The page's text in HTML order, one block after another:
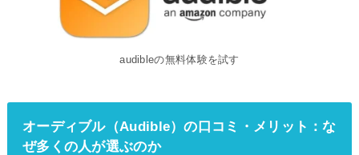
audibleの無料体験を試す
オーディブル（Audible）の口コミ・メリット：な
ぜ多くの人が選ぶのか